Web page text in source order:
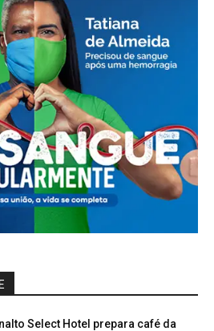
Select Hotel prepara café da